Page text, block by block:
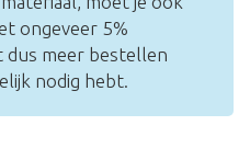
ongeveer 5%
dus meer bestellen
nodig hebt.